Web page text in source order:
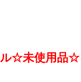
☆未使用品☆